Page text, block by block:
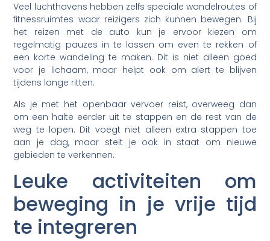
Veel luchthavens hebben zelfs speciale wandelroutes of
fitnessruimtes waar reizigers zich kunnen bewegen. Bij
het reizen met de auto kun je ervoor kiezen om
regelmatig pauzes in te lassen om even te rekken of
een korte wandeling te maken. Dit is niet alleen goed
voor je lichaam, maar helpt ook om alert te blijven
tijdens lange ritten.
Als je met het openbaar vervoer reist, overweeg dan
om een halte eerder uit te stappen en de rest van de
weg te lopen. Dit voegt niet alleen extra stappen toe
aan je dag, maar stelt je ook in staat om nieuwe
gebieden te verkennen.
Leuke activiteiten om
beweging in je vrije tijd
te integreren